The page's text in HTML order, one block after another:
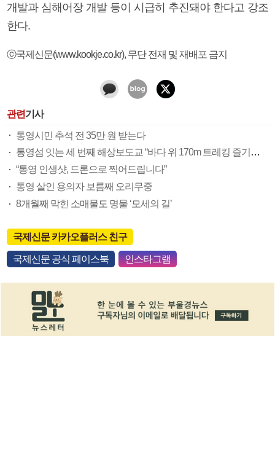
개발과 심해어장 개발 등이 시급히 추진돼야 한다고 강조
한다.
ⓒ국제신문(www.kookje.co.kr), 무단 전재 및 재배포 금지
관련기사
통영시민 추석 전 35만 원 받는다
통영섬 잇는 세 번째 해상보도교 “바다 위 170m 트레킹 즐기세요”
“통영 인생샷, 드론으로 찍어드립니다”
통영 살인 용의자 보름째 오리무중
8개월째 막힌 소매물도 명물 ‘모세의 길’
국제신문 카카오플러스 친구
국제신문 공식 페이스북 인스타그램